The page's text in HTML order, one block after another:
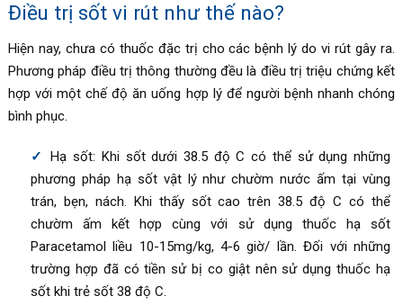
Điều trị sốt vi rút như thế nào?
Hiện nay, chưa có thuốc đặc trị cho các bệnh lý do vi rút gây ra.
Phương pháp điều trị thông thường đều là điều trị triệu chứng kết
hợp với một chế độ ăn uống hợp lý để người bệnh nhanh chóng
bình phục.
Hạ sốt: Khi sốt dưới 38.5 độ C có thể sử dụng những
phương pháp hạ sốt vật lý như chườm nước ấm tại vùng
trán, bẹn, nách. Khi thấy sốt cao trên 38.5 độ C có thể
chườm ấm kết hợp cùng với sử dụng thuốc hạ sốt
Paracetamol liều 10-15mg/kg, 4-6 giờ/ lần. Đối với những
trường hợp đã có tiền sử bị co giật nên sử dụng thuốc hạ
sốt khi trẻ sốt 38 độ C.